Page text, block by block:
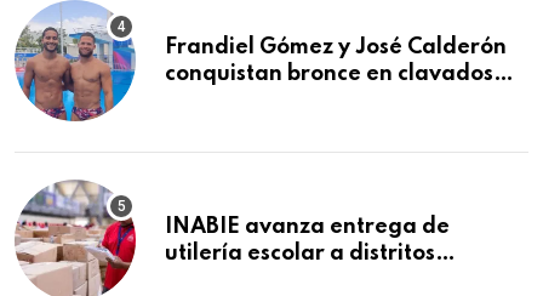
Frandiel Gómez y José Calderón
conquistan bronce en clavados
INABIE avanza entrega de
utilería escolar a distritos